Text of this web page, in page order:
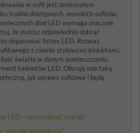
w sufit jest doskonałym
trudno dostępnych, wysokich sufitów,
diod LED wymaga znacznie
że musisz odpowiednio dobrać
dopasować listwy LED. Rozważ
z równie stylowymi kinkietami,
światła w danym pomieszczeniu.
kinkietów LED. Oferują one taką
jak oprawy sufitowe i będą
LED – oszczędność energii
zakupie oświetlenia?